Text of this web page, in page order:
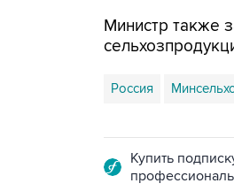
Министр также
Россия
Купить